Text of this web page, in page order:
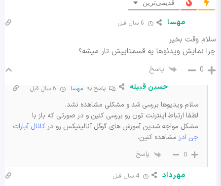
قدیمی‌ترین
مهسا
سلام وقت بخیر
چرا نمایش ویدئوها یه قسمتاییش تار میشه؟
0
پاسخ
حسین قبیله
پاسخ به مهسا
سلام ویدیوها بررسی شد و مشکلی مشاهده نشد.
لطفا ارتباط اینترنت تون رو بررسی کنین و در صورتی که باز با
مشکل مواجه شدین آموزش های گوگل آنالیتیکس رو درکانال آپارات
جی ادزمشاهده کنین.
0 پاسخ
مهرداد